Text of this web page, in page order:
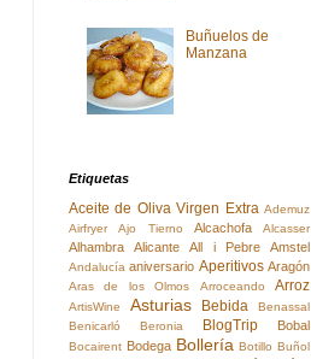
Buñuelos de
Manzana
Etiquetas
Aceite de Oliva Virgen Extra Ademuz
Airfryer
Ajo Tierno Alcachofa Alcasser
Alhambra Alicante All i Pebre Amstel
Andalucía aniversario Aperitivos Aragón
Aras de los Olmos Arroceando Arroz
ArtisWine Asturias Bebida
Benassal
Benicarló
Beronia BlogTrip Bobal
Bocairent Bodega Bollería Botillo Buñol